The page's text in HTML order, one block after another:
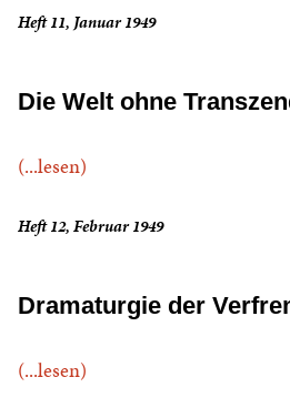
Heft 11, Januar 1949
Die Welt ohne
(...lesen)
Heft 12, Februar 1949
Dramaturgie der
(...lesen)